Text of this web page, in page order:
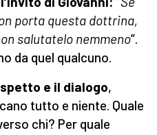
porta questa dottrina,
salutatelo nemmeno”.
da quel qualcuno.
e il dialogo,
tutto e niente. Quale
chi? Per quale